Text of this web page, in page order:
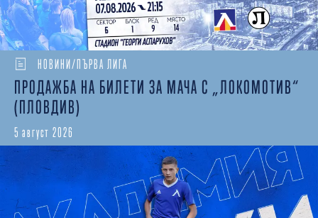
НОВИНИ/ПЪРВА ЛИГА
ПРОДАЖБА НА БИЛЕТИ ЗА МАЧА С „ЛОКОМОТИВ“
(ПЛОВДИВ)
5 август 2026